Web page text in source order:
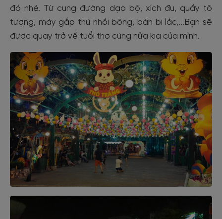
đó nhé. Từ cung đường dạo bộ, xích đu, quầy tô
tượng, máy gắp thú nhồi bông, bàn bi lắc,...Bạn sẽ
được quay trở về tuổi thơ cùng nửa kia của mình.